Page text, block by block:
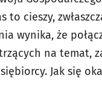
to cieszy,
wynika, że
na temat,
Jak się